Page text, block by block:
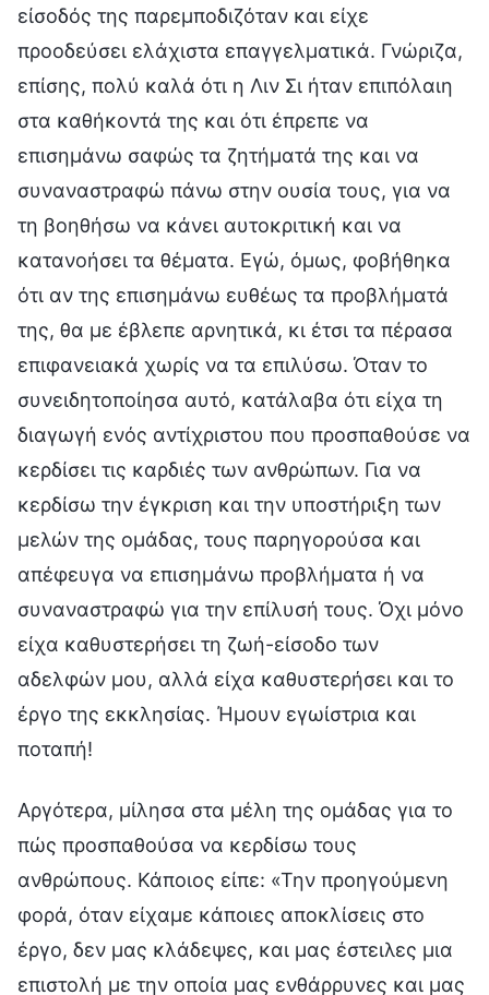
είσοδός της παρεμποδιζόταν και είχε
προοδεύσει ελάχιστα επαγγελματικά. Γνώριζα,
επίσης, πολύ καλά ότι η Λιν Σι ήταν επιπόλαιη
στα καθήκοντά της και ότι έπρεπε να
επισημάνω σαφώς τα ζητήματά της και να
συναναστραφώ πάνω στην ουσία τους, για να
τη βοηθήσω να κάνει αυτοκριτική και να
κατανοήσει τα θέματα. Εγώ, όμως, φοβήθηκα
ότι αν της επισημάνω ευθέως τα προβλήματά
της, θα με έβλεπε αρνητικά, κι έτσι τα πέρασα
επιφανειακά χωρίς να τα επιλύσω. Όταν το
συνειδητοποίησα αυτό, κατάλαβα ότι είχα τη
διαγωγή ενός αντίχριστου που προσπαθούσε να
κερδίσει τις καρδιές των ανθρώπων. Για να
κερδίσω την έγκριση και την υποστήριξη των
μελών της ομάδας, τους παρηγορούσα και
απέφευγα να επισημάνω προβλήματα ή να
συναναστραφώ για την επίλυσή τους. Όχι μόνο
είχα καθυστερήσει τη ζωή-είσοδο των
αδελφών μου, αλλά είχα καθυστερήσει και το
έργο της εκκλησίας. Ήμουν εγωίστρια και
ποταπή!
Αργότερα, μίλησα στα μέλη της ομάδας για το
πώς προσπαθούσα να κερδίσω τους
ανθρώπους. Κάποιος είπε: «Την προηγούμενη
φορά, όταν είχαμε κάποιες αποκλίσεις στο
έργο, δεν μας κλάδεψες, και μας έστειλες μια
επιστολή με την οποία μας ενθάρρυνες και μας